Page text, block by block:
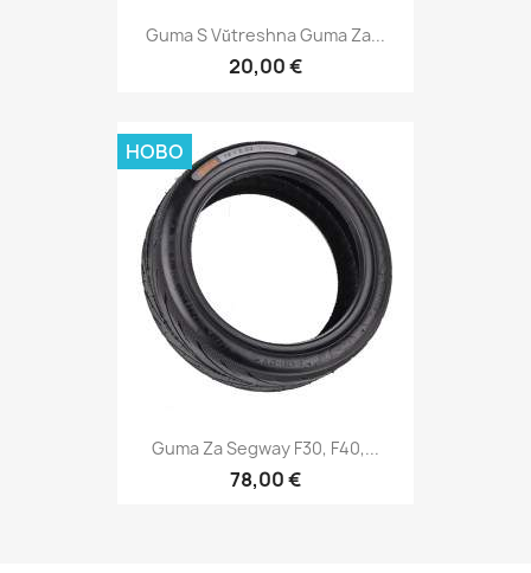
Guma S Vŭtreshna Guma Za...
20,00 €
Guma Za Segway F30, F40,...
78,00 €
НОВО